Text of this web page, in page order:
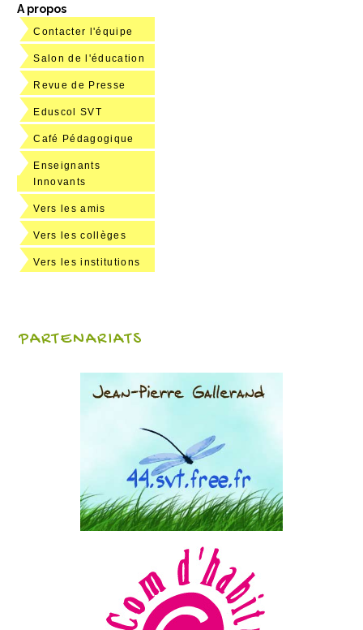
A propos
Contacter l'équipe
Salon de l'éducation
Revue de Presse
Eduscol SVT
Café Pédagogique
Enseignants
Innovants
Vers les amis
Vers les collèges
Vers les institutions
PARTENARIATS